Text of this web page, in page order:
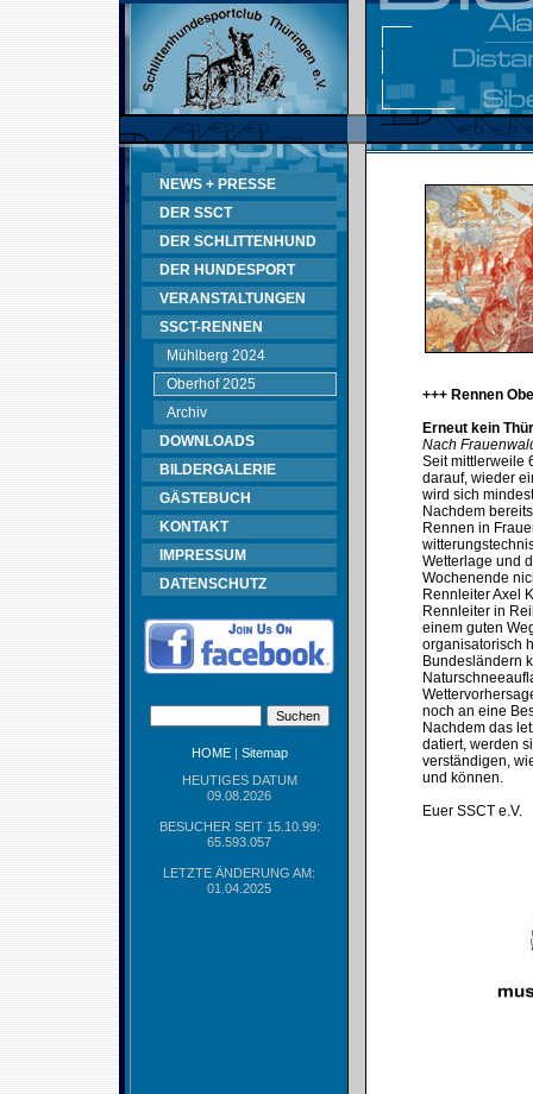
NEWS + PRESSE
DER SSCT
DER SCHLITTENHUND
DER HUNDESPORT
VERANSTALTUNGEN
SSCT-RENNEN
Mühlberg 2024
Oberhof 2025
Archiv
DOWNLOADS
BILDERGALERIE
GÄSTEBUCH
KONTAKT
IMPRESSUM
DATENSCHUTZ
HOME| Sitemap
HEUTIGES DATUM
09.08.2026
BESUCHER SEIT 15.10.99:
65.593.057
LETZTE ÄNDERUNG AM:
01.04.2025
+++ Rennen
Erneut kein
Nach
Seit mittlerweile
darauf, wieder
wird sich
Nachdem
Rennen in
Wetterlage und
Wochenende
Rennleiter Axel
Rennleiter in
einem guten
organisatorisch
Bundesländern
noch an eine
Nachdem das
datiert, werden
verständigen,
und können.
Euer SSCT e.V.